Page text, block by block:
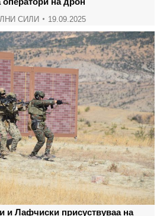
СИЛИ 19.09.2025
и Лафчиски присуствуваа на